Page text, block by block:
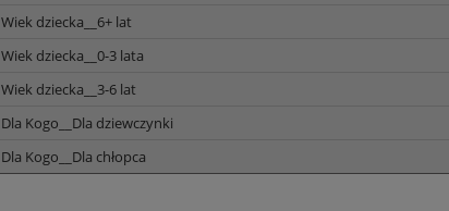
Wiek dziecka__6+ lat
Wiek dziecka__0-3 lata
Wiek dziecka__3-6 lat
Dla Kogo__Dla dziewczynki
Dla Kogo__Dla chłopca